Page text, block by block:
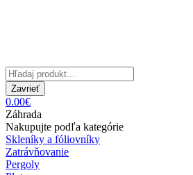
Zavrieť
0.00€
Záhrada
Nakupujte podľa kategórie
Skleníky a fóliovníky
Zatrávňovanie
Pergoly